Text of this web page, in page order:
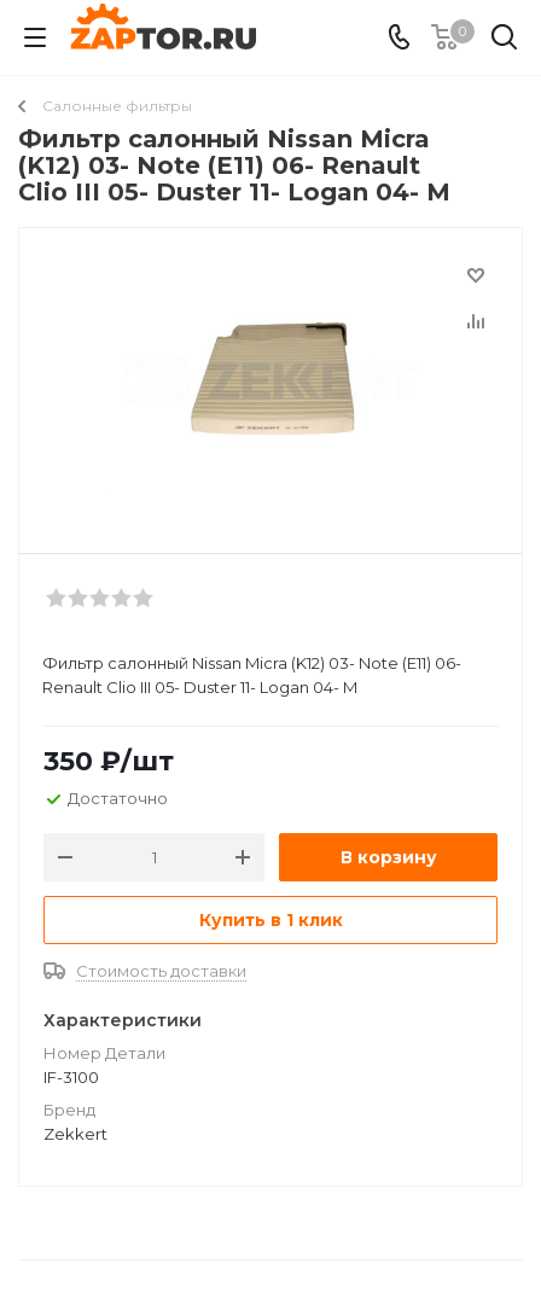
0
Салонные фильтры
Фильтр салонный Nissan Micra
(K12) 03- Note (E11) 06- Renault
Clio III 05- Duster 11- Logan 04- M
Фильтр салонный Nissan Micra (K12) 03- Note (E11) 06-
Renault Clio III 05- Duster 11- Logan 04- M
350 ₽/шт
Достаточно
В корзину
Купить в 1 клик
Стоимость доставки
Характеристики
Номер Детали
IF-3100
Бренд
Zekkert